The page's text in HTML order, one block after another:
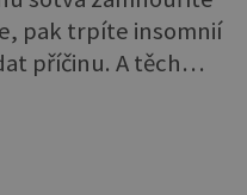
pak trpíte insomnií
příčinu. A těch
spánek může
některé důvody